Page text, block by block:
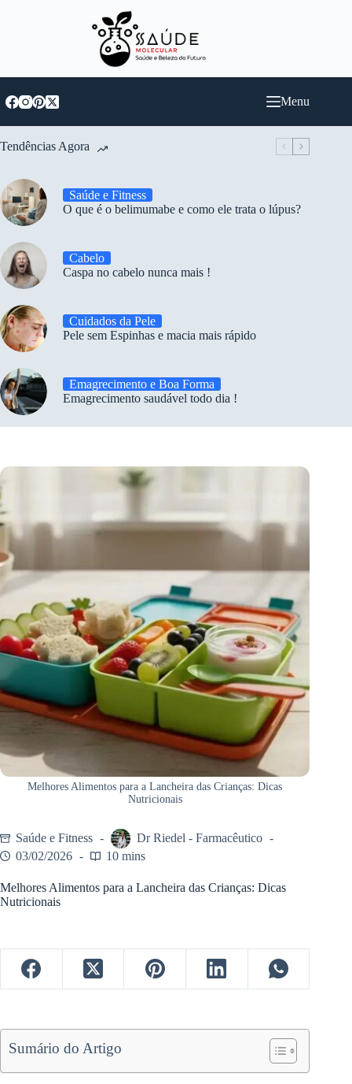
Menu
Tendências Agora
Saúde e Fitness
O que é o belimumabe e como ele trata o lúpus?
Cabelo
Caspa no cabelo nunca mais !
Cuidados da Pele
Pele sem Espinhas e macia mais rápido
Emagrecimento e Boa Forma
Emagrecimento saudável todo dia !
Melhores Alimentos para a Lancheira das Crianças: Dicas
Nutricionais
Saúde e Fitness
Dr Riedel - Farmacêutico
03/02/2026
10 mins
Melhores Alimentos para a Lancheira das Crianças: Dicas
Nutricionais
Sumário do Artigo